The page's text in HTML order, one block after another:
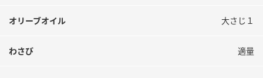
オリーブオイル 大さじ１
わさび 適量